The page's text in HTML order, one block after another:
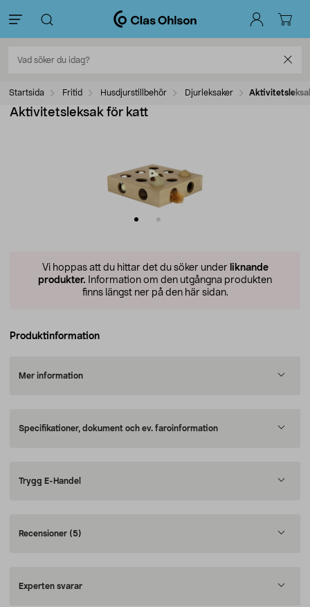
Startsida Fritid Husdjurstillbehör Djurleksaker
Aktivitetsleksak för katt
Vi hoppas att du hittar det du söker under liknande
produkter. Information om den utgångna produkten
finns längst ner på den här sidan.
Produktinformation
Mer information
Specifikationer, dokument och ev. faroinformation
Trygg E-Handel
Recensioner (5)
Experten svarar